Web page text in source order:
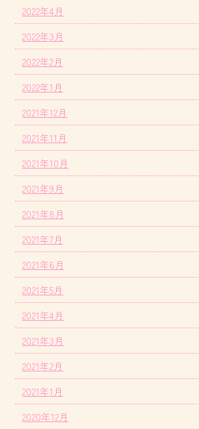
2022年4月
2022年3月
2022年2月
2022年1月
2021年12月
2021年11月
2021年10月
2021年9月
2021年8月
2021年7月
2021年6月
2021年5月
2021年4月
2021年3月
2021年2月
2021年1月
2020年12月